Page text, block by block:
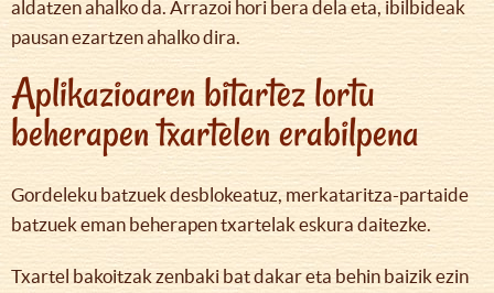
aldatzen ahalko da. Arrazoi hori bera dela eta, ibilbideak
pausan ezartzen ahalko dira.
Aplikazioaren bitartez lortu
beherapen txartelen erabilpena
Gordeleku batzuek desblokeatuz, merkataritza-partaide
batzuek eman beherapen txartelak eskura daitezke.
Txartel bakoitzak zenbaki bat dakar eta behin baizik ezin